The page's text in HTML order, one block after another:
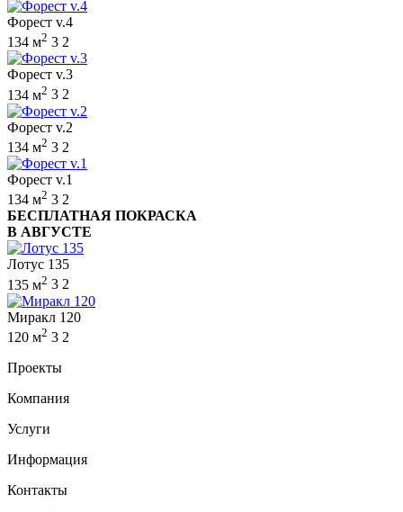
Форест v.4
134 м2 3 2
Форест v.3
134 м2 3 2
Форест v.2
134 м2 3 2
Форест v.1
134 м2 3 2
БЕСПЛАТНАЯ ПОКРАСКА
В АВГУСТЕ
Лотус 135
135 м2 3 2
Миракл 120
120 м2 3 2
Проекты
Компания
Услуги
Информация
Контакты